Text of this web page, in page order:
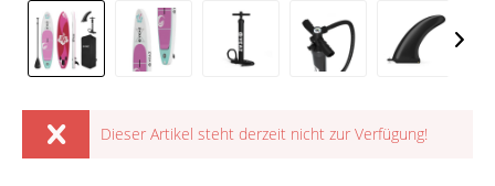
Dieser Artikel steht derzeit nicht zur Verfügung!